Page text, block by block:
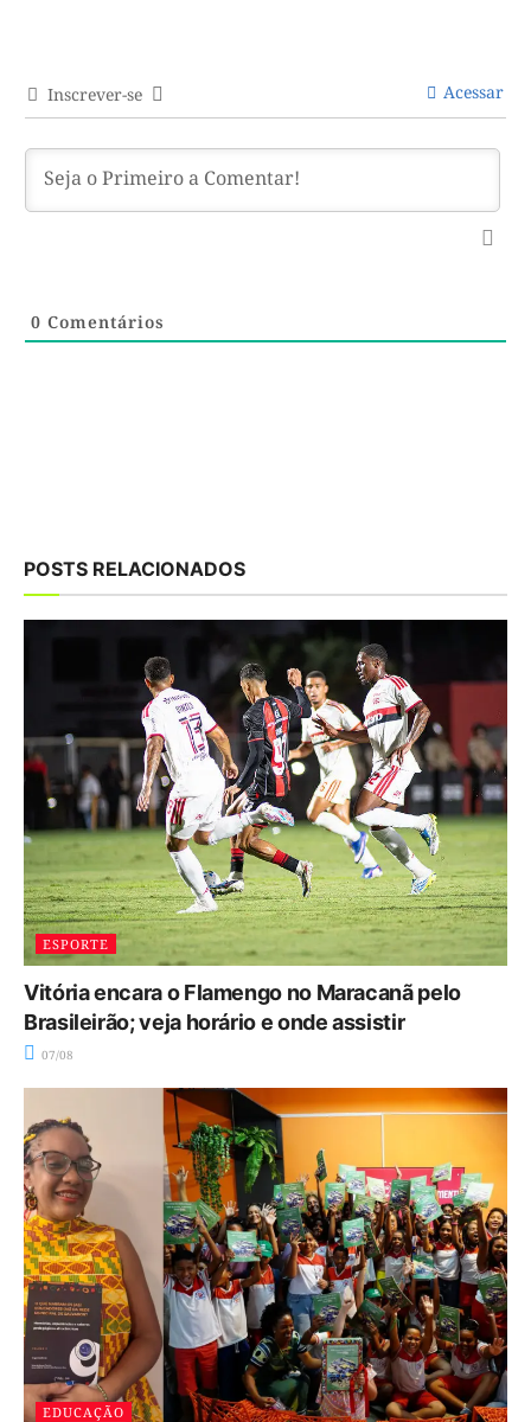
Inscrever-se Acessar
0 Comentários
POSTS RELACIONADOS
ESPORTE
Vitória encara o Flamengo no Maracanã pelo
Brasileirão; veja horário e onde assistir
07/08
EDUCAÇÃO